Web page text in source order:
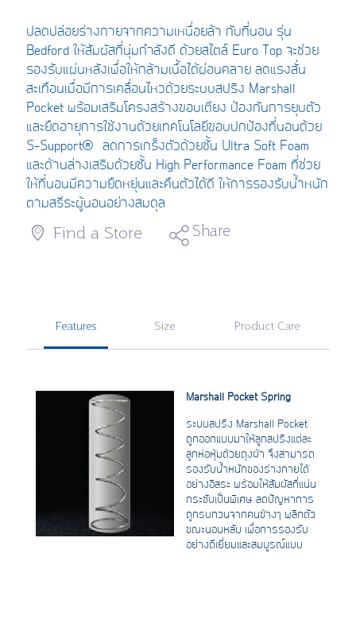
ปลดปล่อยร่างกายจากความเหนื่อยล้า กับที่นอน รุ่น
Bedford ให้สัมผัสที่นุ่มกำลังดี ด้วยสไตล์ Euro Top จะช่วย
รองรับแผ่นหลังเพื่อให้กล้ามเนื้อได้ผ่อนคลาย ลดแรงสั่น
สะเทือนเมื่อมีการเคลื่อนไหวด้วยระบบสปริง Marshall
Pocket พร้อมเสริมโครงสร้างขอบเตียง ป้องกันการยุบตัว
และยืดอายุการใช้งานด้วยเทคโนโลยีขอบปกป้องที่นอนด้วย
S-Support® ลดการเกร็งตัวด้วยชั้น Ultra Soft Foam
และด้านล่างเสริมด้วยชั้น High Performance Foam ที่ช่วย
ให้ที่นอนมีความยืดหยุ่นและคืนตัวได้ดี ให้การรองรับน้ำหนัก
ตามสรีระผู้นอนอย่างสมดุล
Find a Store Share
Features Size Product Care
Marshall Pocket Spring
ระบบสปริง Marshall Pocket
ถูกออกแบบมาให้ลูกสปริงแต่ละ
ลูกห่อหุ้มด้วยถุงผ้า จึงสามารถ
รองรับน้ำหนักของร่างกายได้
อย่างอิสระ พร้อมให้สัมผัสที่แน่น
กระชับเป็นพิเศษ ลดปัญหาการ
ถูกรบกวนจากคนข้างๆ พลิกตัว
ขณะนอนหลับ เพื่อการรองรับ
อย่างดีเยี่ยมและสมบูรณ์แบบ